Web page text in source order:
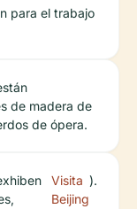
para el trabajo
de madera de
de ópera.
Visita
Beijing
).